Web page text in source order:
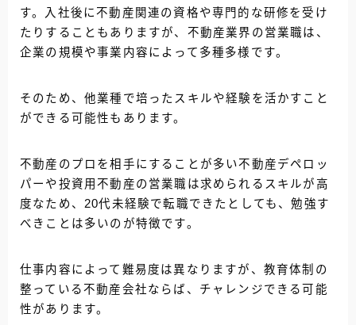
す。入社後に不動産関連の資格や専門的な研修を受け
たりすることもありますが、不動産業界の営業職は、
企業の規模や事業内容によって多種多様です。
そのため、他業種で培ったスキルや経験を活かすこと
ができる可能性もあります。
不動産のプロを相手にすることが多い不動産デペロッ
パーや投資用不動産の営業職は求められるスキルが高
度なため、20代未経験で転職できたとしても、勉強す
べきことは多いのが特徴です。
仕事内容によって難易度は異なりますが、教育体制の
整っている不動産会社ならば、チャレンジできる可能
性があります。